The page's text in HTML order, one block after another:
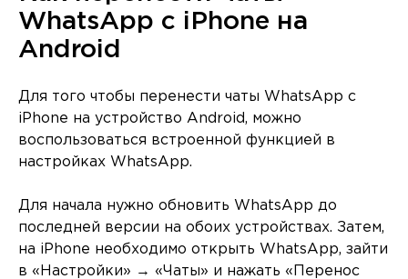
WhatsApp с iPhone на
Android
Для того чтобы перенести чаты WhatsApp с
iPhone на устройство Android, можно
воспользоваться встроенной функцией в
настройках WhatsApp.
Для начала нужно обновить WhatsApp до
последней версии на обоих устройствах. Затем,
на iPhone необходимо открыть WhatsApp, зайти
в «Настройки» → «Чаты» и нажать «Перенос